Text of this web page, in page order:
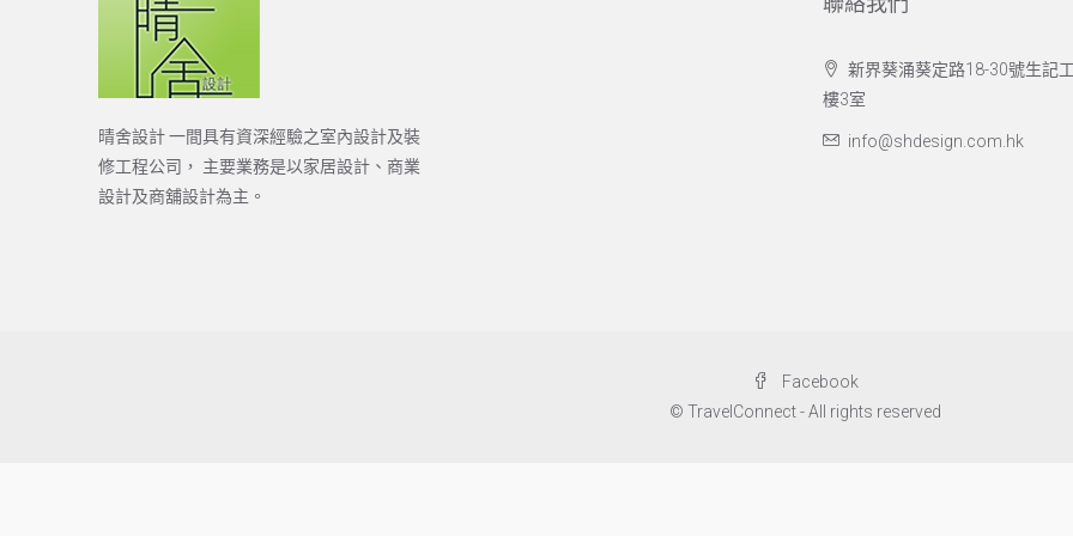
晴舍設計 一間具有資深經驗之室內設計及裝
修工程公司， 主要業務是以家居設計、商業
設計及商舖設計為主。
新界葵涌葵定路18-30號生記
樓3室
info@shdesign.com.hk
Facebook
© TravelConnect - All rights reserved